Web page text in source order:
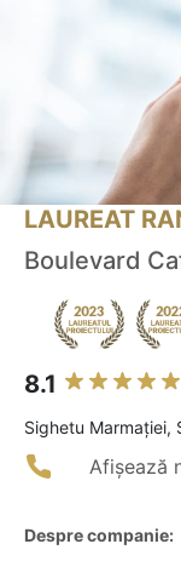
LAUREAT
Boulevard
8.1
Sighetu Marmaţiei,
Afișează
Despre companie: